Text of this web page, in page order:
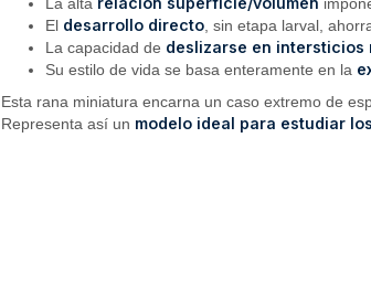
El desarrollo directo , sin etapa larval,
La capacidad de deslizarse en intersticios
Su estilo de vida se basa enteramente en la
Esta rana miniatura encarna un caso extremo de
Representa así un modelo ideal para estudiar